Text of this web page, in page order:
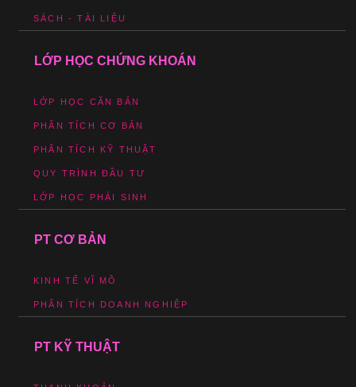
SÁCH - TÀI LIỆU
LỚP HỌC CHỨNG KHOÁN
LỚP HỌC CĂN BẢN
PHÂN TÍCH CƠ BẢN
PHÂN TÍCH KỸ THUẬT
QUY TRÌNH ĐẦU TƯ
LỚP HỌC PHÁI SINH
PT CƠ BẢN
KINH TẾ VĨ MÔ
PHÂN TÍCH DOANH NGHIỆP
PT KỸ THUẬT